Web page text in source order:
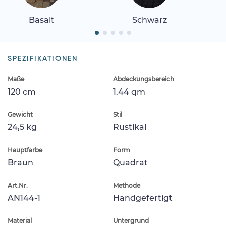
Basalt Schwarz
SPEZIFIKATIONEN
Maße
120 cm
Abdeckungsbereich
1.44 qm
Gewicht
24,5 kg
Stil
Rustikal
Hauptfarbe
Braun
Form
Quadrat
Art.Nr.
AN144-1
Methode
Handgefertigt
Material Untergrund